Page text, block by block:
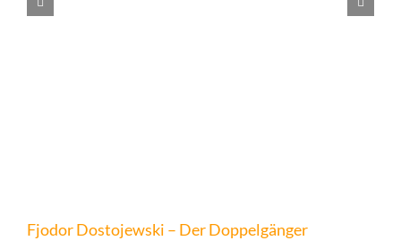
Fjodor Dostojewski – Der Doppelgänger